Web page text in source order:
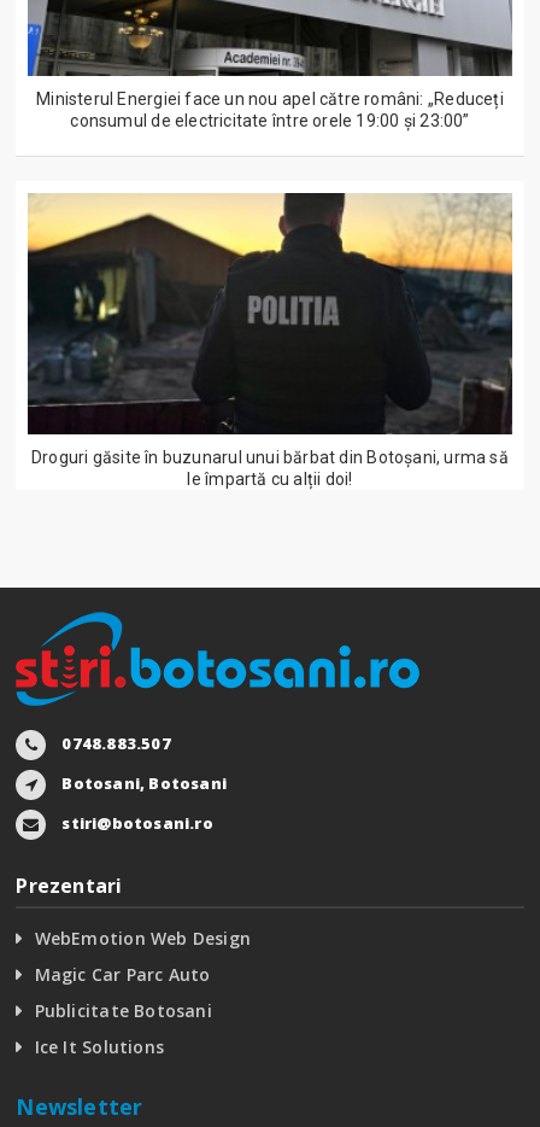
Ministerul Energiei face un nou apel către români: „Reduceți
consumul de electricitate între orele 19:00 și 23:00”
Droguri găsite în buzunarul unui bărbat din Botoșani, urma să
le împartă cu alții doi!
0748.883.507
Botosani, Botosani
stiri@botosani.ro
Prezentari
WebEmotion Web Design
Magic Car Parc Auto
Publicitate Botosani
Ice It Solutions
Newsletter